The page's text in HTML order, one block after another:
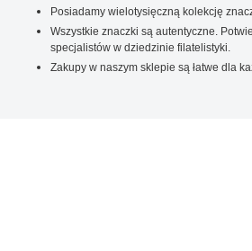
Posiadamy wielotysięczną kolekcję
Wszystkie znaczki są autentyczne.
specjalistów w dziedzinie filatelistyki.
Zakupy w naszym sklepie są łatwe dla